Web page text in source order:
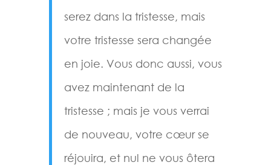
serez dans la tristesse, mais
votre tristesse sera changée
en joie. Vous donc aussi, vous
avez maintenant de la
tristesse ; mais je vous verrai
de nouveau, votre cœur se
réjouira, et nul ne vous ôtera